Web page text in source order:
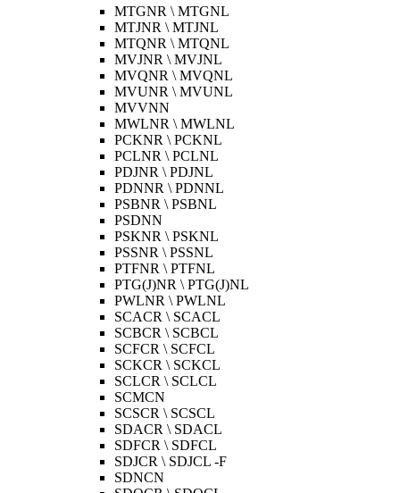
MTGNR \ MTGNL
MTJNR \ MTJNL
MTQNR \ MTQNL
MVJNR \ MVJNL
MVQNR \ MVQNL
MVUNR \ MVUNL
MVVNN
MWLNR \ MWLNL
PCKNR \ PCKNL
PCLNR \ PCLNL
PDJNR \ PDJNL
PDNNR \ PDNNL
PSBNR \ PSBNL
PSDNN
PSKNR \ PSKNL
PSSNR \ PSSNL
PTFNR \ PTFNL
PTG(J)NR \ PTG(J)NL
PWLNR \ PWLNL
SCACR \ SCACL
SCBCR \ SCBCL
SCFCR \ SCFCL
SCKCR \ SCKCL
SCLCR \ SCLCL
SCMCN
SCSCR \ SCSCL
SDACR \ SDACL
SDFCR \ SDFCL
SDJCR \ SDJCL -F
SDNCN